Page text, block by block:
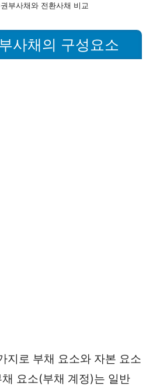
부사채와 전환사채 비교
사채의 구성요소
지로 부채 요소와 자본 요소
요소(부채 계정)는 일반